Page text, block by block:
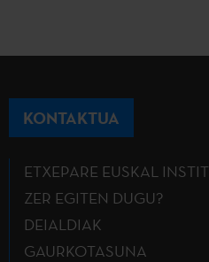
KONTAKTUA
ETXEPARE EUSKAL
ZER EGITEN DUGU?
DEIALDIAK
GAURKOTASUNA